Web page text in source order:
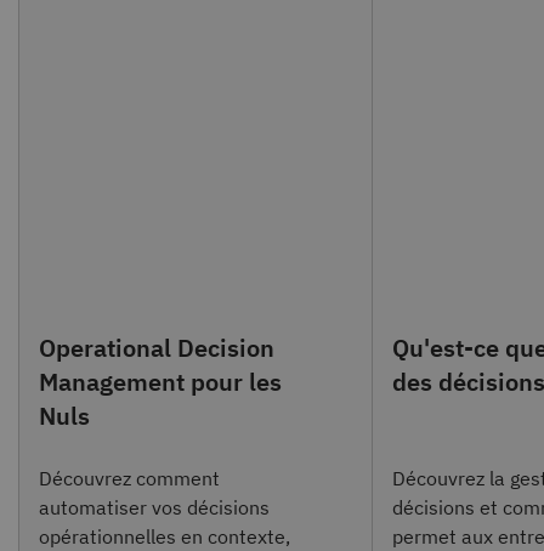
Operational Decision
Management pour les
Nuls
Découvrez comment
automatiser vos décisions
opérationnelles en contexte,
Qu'est-ce
des
Découvrez la
décisions et
permet aux